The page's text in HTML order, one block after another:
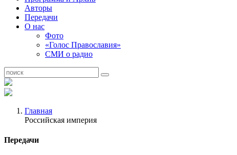
Авторы
Передачи
О нас
Фото
«Голос Православия»
СМИ о радио
Главная
Российская империя
Передачи